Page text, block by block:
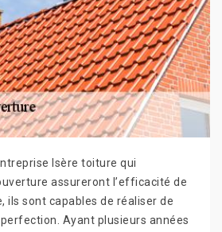
Isère toiture qui
assureront l’efficacité de
ils sont capables de réaliser de
Ayant plusieurs années